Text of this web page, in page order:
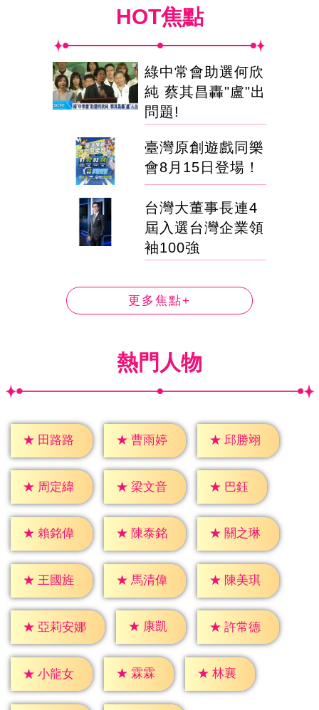
HOT焦點
綠中常會助選何欣
純 蔡其昌轟"盧"出
問題!
臺灣原創遊戲同樂
會8月15日登場！
台灣大董事長連4
屆入選台灣企業領
袖100強
更多焦點+
熱門人物
★ 田路路 ★ 曹雨婷 ★ 邱勝翊
★ 周定緯 ★ 梁文音 ★ 巴鈺
★ 賴銘偉 ★ 陳泰銘 ★ 關之琳
★ 王國旌 ★ 馬清偉 ★ 陳美琪
★ 亞莉安娜 ★ 康凱 ★ 許常德
★ 小龍女 ★ 霖霖 ★ 林襄